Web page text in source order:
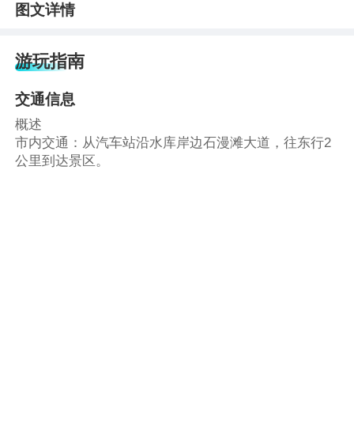
图文详情
游玩指南
交通信息
概述
市内交通：从汽车站沿水库岸边石漫滩大道，往东行2
公里到达景区。